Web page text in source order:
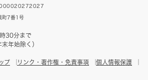
町7番1号
30分まで
年始除く）
プ リンク・著作権・免責事項
個人情報保護